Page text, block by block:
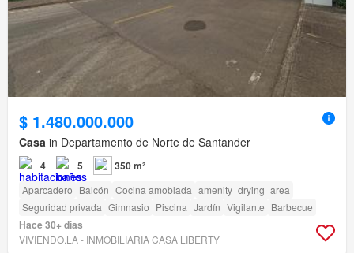
$ 1.480.000.000
Casa in Departamento de Norte de Santander
4 5 350 m²
Aparcadero Balcón Cocina amoblada amenity_drying_area
Seguridad privada Gimnasio Piscina Jardín Vigilante Barbecue
Hace 30+ días
VIVIENDO.LA - INMOBILIARIA CASA LIBERTY